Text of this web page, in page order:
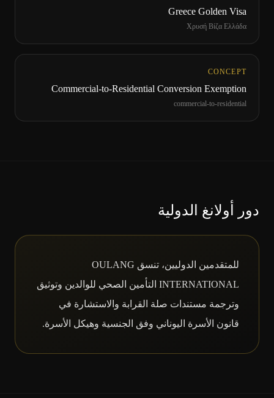
Greece Golden Visa
Χρυσή Βίζα Ελλάδα
CONCEPT
Commercial-to-Residential Conversion Exemption
commercial-to-residential
دور أولانغ الدولية
للمتقدمين الدوليين، تنسق OULANG
INTERNATIONAL التأمين الصحي للوالدين وتوثيق
وترجمة مستندات صلة القرابة والاستشارة في
قانون الأسرة اليوناني وفق الجنسية وهيكل الأسرة.